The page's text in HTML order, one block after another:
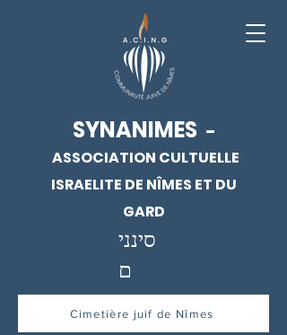
SYNANIMES -
ASSOCIATION CULTUELLE
ISRAELITE DE NÎMES ET DU
GARD
סינני
ם
Cimetière juif de Nîmes